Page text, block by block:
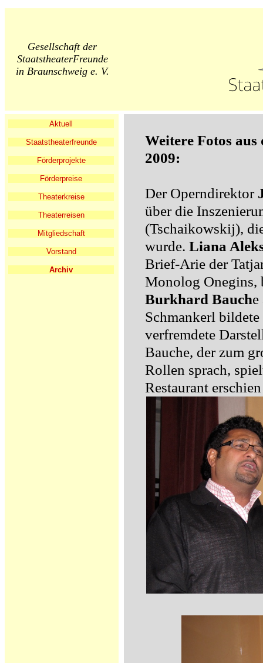
Gesellschaft der
StaatstheaterFreunde
in Braunschweig e. V.
Aktuell
Staatstheaterfreunde
Förderprojekte
Förderpreise
Theaterkreise
Theaterreisen
Mitgliedschaft
Vorstand
Archiv
Weitere Fotos
2009:
Der Operndirektor
über die
(Tschaikowskij),
wurde. Liana
Brief-Arie der
Monolog Onegins,
Burkhard Bauche
Schmankerl
verfremdete
Bauche, der zum
Rollen sprach,
Restaurant